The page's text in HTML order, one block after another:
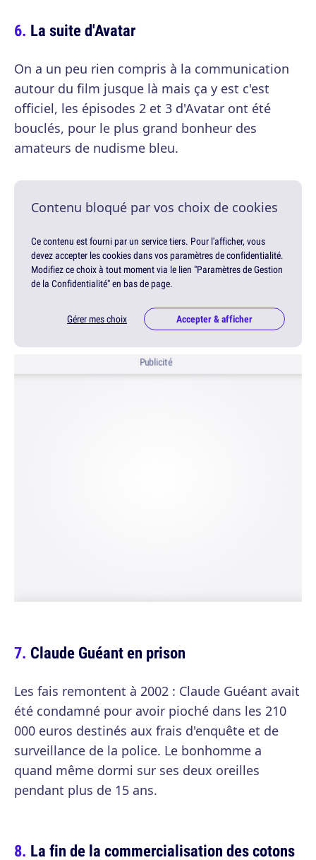
La suite d'Avatar
On a un peu rien compris à la communication
autour du film jusque là mais ça y est c'est
officiel, les épisodes 2 et 3 d'Avatar ont été
bouclés, pour le plus grand bonheur des
amateurs de nudisme bleu.
Contenu bloqué par vos choix de cookies
Ce contenu est fourni par un service tiers. Pour l'afficher, vous
devez accepter les cookies dans vos paramètres de confidentialité.
Modifiez ce choix à tout moment via le lien "Paramètres de Gestion
de la Confidentialité" en bas de page.
Gérer mes choix Accepter & afficher
Publicité
Claude Guéant en prison
Les fais remontent à 2002 : Claude Guéant avait
été condamné pour avoir pioché dans les 210
000 euros destinés aux frais d'enquête et de
surveillance de la police. Le bonhomme a
quand même dormi sur ses deux oreilles
pendant plus de 15 ans.
La fin de la commercialisation des cotons